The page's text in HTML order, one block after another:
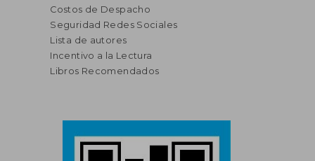
Costos de Despacho
Seguridad Redes Sociales
Lista de autores
Incentivo a la Lectura
Libros Recomendados